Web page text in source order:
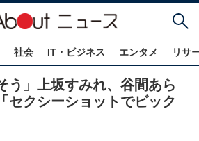
社会 IT・ビジネス エンタメ リサ
う」上坂すみれ、谷間あら
セクシーショットでビック